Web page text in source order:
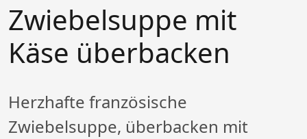
Zwiebelsuppe mit
Käse überbacken
Herzhafte französische
Zwiebelsuppe, überbacken mit